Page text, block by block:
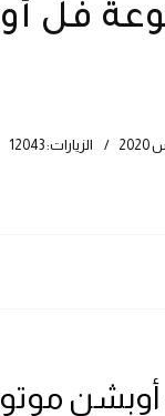
فل
الزيارات: 12043